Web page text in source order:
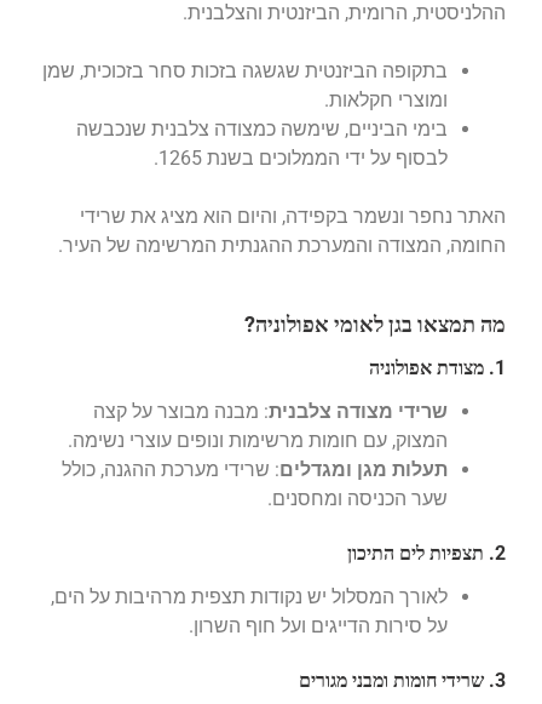
ההלניסטית, הרומית, הביזנטית והצלבנית.
בתקופה הביזנטית שגשגה בזכות סחר בזכוכית, שמן
ומוצרי חקלאות.
בימי הביניים, שימשה כמצודה צלבנית שנכבשה
לבסוף על ידי הממלוכים בשנת 1265.
האתר נחפר ונשמר בקפידה, והיום הוא מציג את שרידי
החומה, המצודה והמערכת ההגנתית המרשימה של העיר.
מה תמצאו בגן לאומי אפולוניה?
1. מצודת אפולוניה
שרידי מצודה צלבנית: מבנה מבוצר על קצה
המצוק, עם חומות מרשימות ונופים עוצרי נשימה.
תעלות מגן ומגדלים: שרידי מערכת ההגנה, כולל
שער הכניסה ומחסנים.
2. תצפיות לים התיכון
לאורך המסלול יש נקודות תצפית מרהיבות על הים,
על סירות הדייגים ועל חוף השרון.
3. שרידי חומות ומבני מגורים